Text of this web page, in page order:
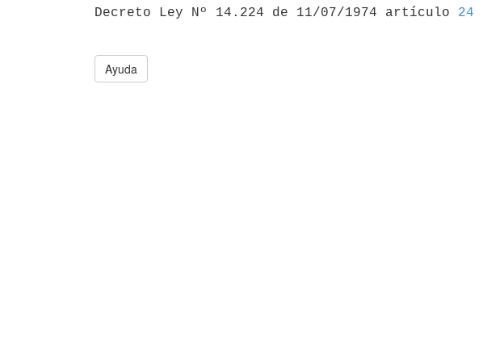
Decreto Ley Nº 14.224 de 11/07/1974 artículo 24
Ayuda